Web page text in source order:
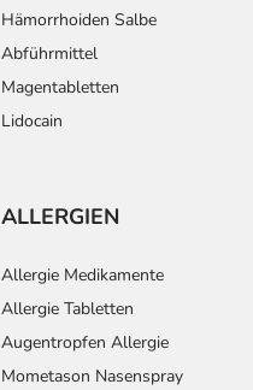
Hämorrhoiden Salbe
Abführmittel
Magentabletten
Lidocain
ALLERGIEN
Allergie Medikamente
Allergie Tabletten
Augentropfen Allergie
Mometason Nasenspray